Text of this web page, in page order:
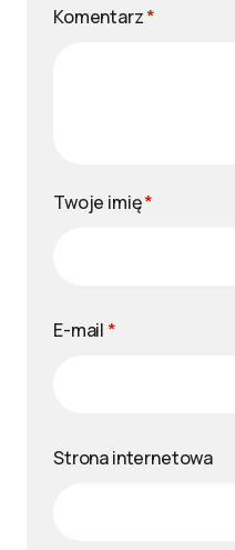
Komentarz*
Twoje imię*
E-mail *
Strona internetowa